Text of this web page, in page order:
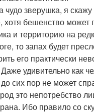
чудо зверушка, я
бешенство может
и территорию на
то запах будет
его практически
удивительно как
сих пор не может
это непотребство
Ибо правило со